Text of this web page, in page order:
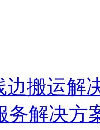
边搬运解
务解决方